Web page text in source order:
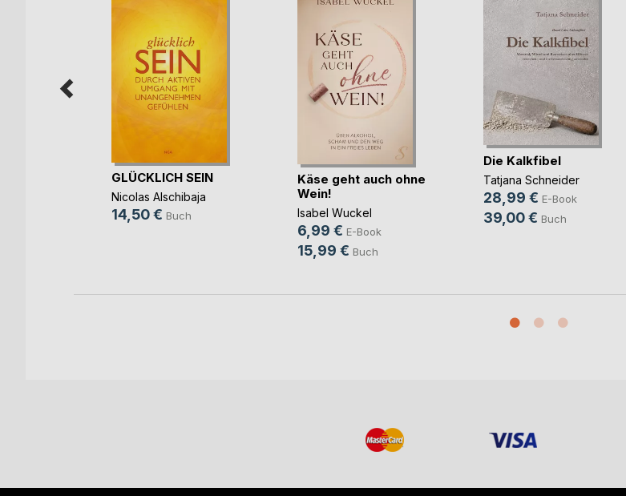
GLÜCKLICH SEIN
Nicolas Alschibaja
14,50 € Buch
Käse geht auch ohne
Wein!
Isabel Wuckel
6,99 € E-Book
15,99 € Buch
Die Kalkfibel
Tatjana Schneider
28,99 € E-Book
39,00 € Buch